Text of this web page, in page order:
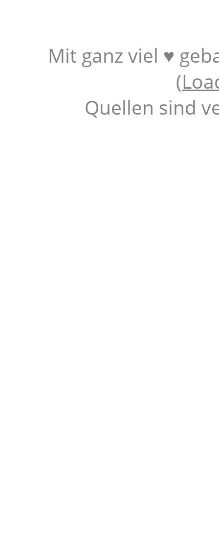
Mit ganz viel ♥
(
Quellen sind